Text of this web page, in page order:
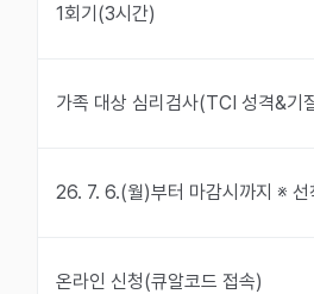
1회기(3시간)
가족 대상 심리검사(TCI 성격&기
26. 7. 6.(월)부터 마감시까지 ※ 선
온라인 신청(큐알코드 접속)